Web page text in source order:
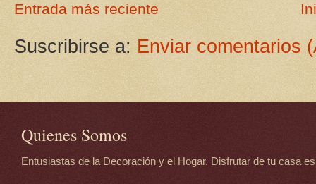
Entrada más reciente
Suscribirse a: Enviar comentarios
Quienes Somos
Entusiastas de la Decoración y el Hogar. Disfrutar de tu casa